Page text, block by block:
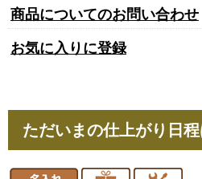
商品についてのお問い合わせ
お気に入りに登録
ただいまの仕上がり日